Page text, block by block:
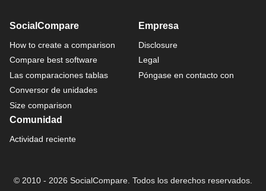
SocialCompare
How to create a comparison
Compare best software
Las comparaciones tablas
Conversor de unidades
Size comparison
Empresa
Disclosure
Legal
Póngase en contacto con
Comunidad
Actividad reciente
© 2010 - 2026 SocialCompare. Todos los derechos reservados.